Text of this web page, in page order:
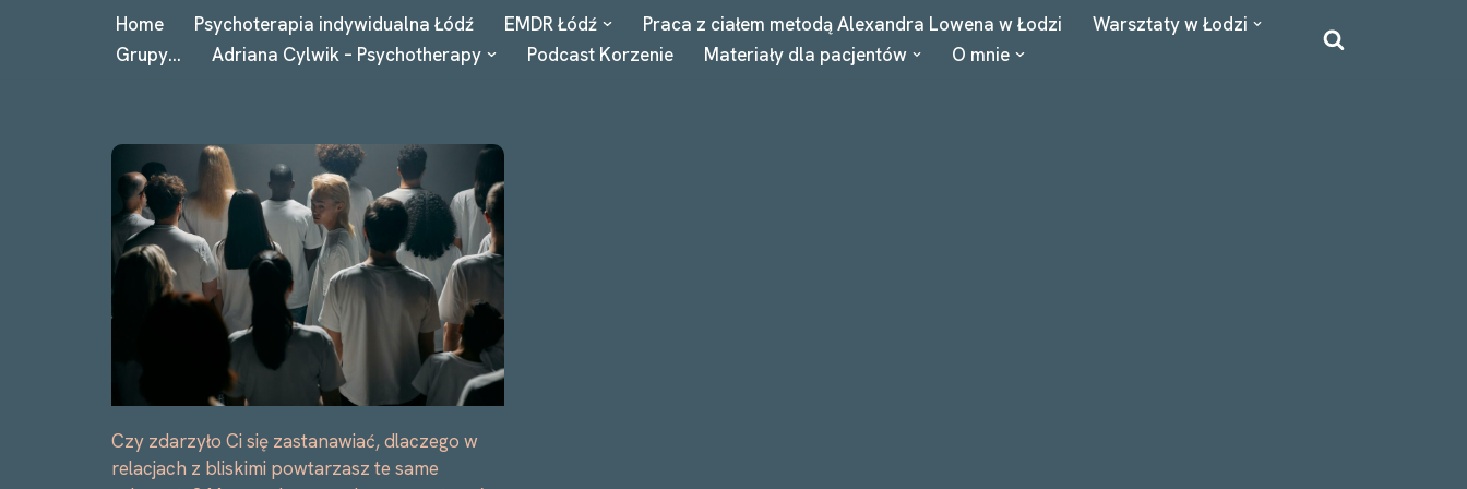
Home Psychoterapia indywidualna Łódź EMDR Łódź Praca z ciałem metodą Alexandra Lowena w Łodzi
Warsztaty w Łodzi
Grupy…
Adriana Cylwik – Psychotherapy Podcast Korzenie Materiały dla pacjentów O mnie
Czy zdarzyło Ci się zastanawiać, dlaczego w
relacjach z bliskimi powtarzasz te same